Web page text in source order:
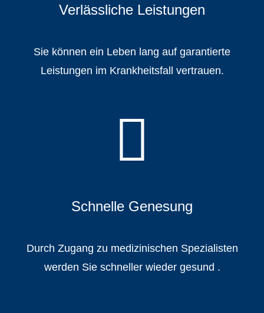
Verlässliche Leistungen
Sie können ein Leben lang auf garantierte
Leistungen im Krankheitsfall vertrauen.
Schnelle Genesung
Durch Zugang zu medizinischen Spezialisten
werden Sie schneller wieder gesund .